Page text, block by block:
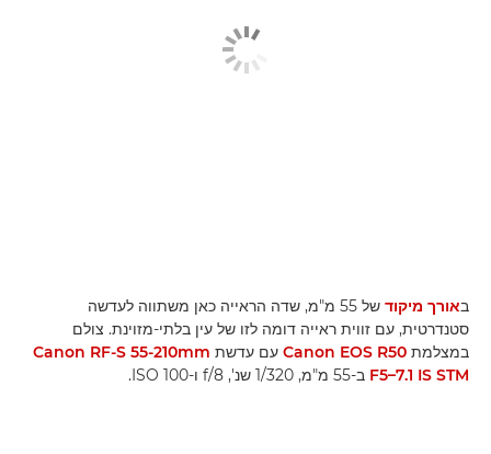
באורך מיקוד
של 55 מ"מ, שדה הראייה כאן משתווה לעדשה
סטנדרטית, עם זווית ראייה דומה לזו של עין בלתי-מזוינת. צולם
במצלמת Canon EOS R50 עם עדשת Canon RF-S 55-210mm
F5–7.1 IS STM ב-55 מ"מ, 1/320 שנ', f/8 ו-ISO 100.